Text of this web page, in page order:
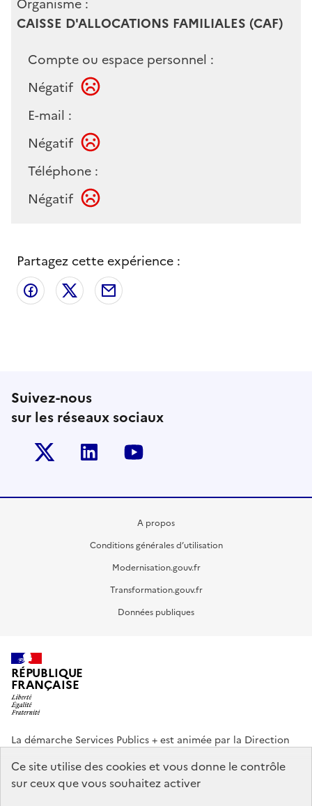
CAISSE D'ALLOCATIONS FAMILIALES (CAF)
Compte ou espace personnel :
Négatif
E-mail :
Négatif
Téléphone :
Négatif
Partagez cette expérience :
Partager sur Facebook
Partager sur X
Suivez-nous
sur les réseaux sociaux
Twitter-x Linkedin
A propos
Conditions générales d’utilisation
Modernisation.gouv.fr
Transformation.gouv.fr
Données publiques
RÉPUBLIQUE
FRANÇAISE
La démarche Services Publics + est animée par la Direction
info.gouv.fr service-public.gouv.fr legifrance.gouv.fr
Ce site utilise des cookies et vous donne le contrôle
sur ceux que vous souhaitez activer